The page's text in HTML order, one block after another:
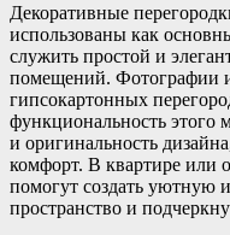
Декоративные
использованы как
служить простой и
помещений. Фотографии
гипсокартонных
функциональность этого
и оригинальность
комфорт. В квартире или
помогут создать уютную
пространство и